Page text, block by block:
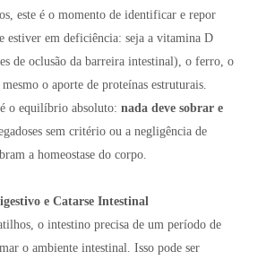
este é o momento de identificar e repor
estiver em deficiência: seja a vitamina D
de oclusão da barreira intestinal), o ferro, o
o aporte de proteínas estruturais.
o equilíbrio absoluto: nada deve sobrar e
sem critério ou a negligência de
a homeostase do corpo.
e Catarse Intestinal
o intestino precisa de um período de
o ambiente intestinal. Isso pode ser